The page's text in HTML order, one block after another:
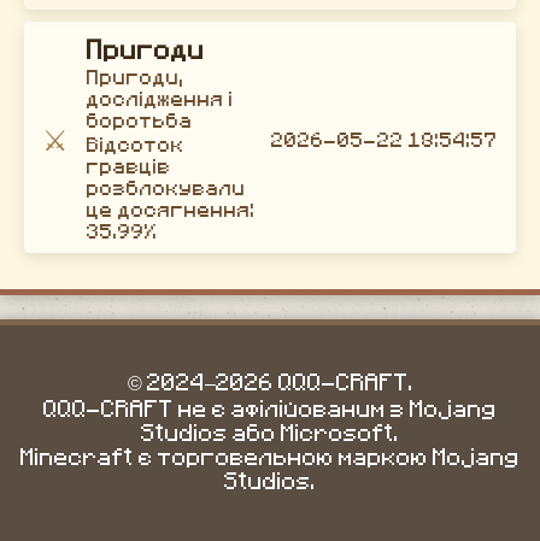
⚔️
Пригоди
Пригоди,
дослідження і
боротьба
Відсоток
гравців
розблокували
це досягнення:
35.99%
2026-05-22 18:54:57
© 2024–2026 QQQ-CRAFT.
QQQ-CRAFT не є афілійованим з Mojang
Studios або Microsoft.
Minecraft є торговельною маркою Mojang
Studios.